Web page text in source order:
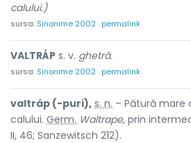
calului.)
sursa: Sinonime 2002 permalink
VALTRÁP s. v. ghetră.
sursa: Sinonime 2002 permalink
valtráp (-puri), s. n. – Pătură mare
calului. Germ. Waltrape, prin
II, 46; Sanzewitsch 212).